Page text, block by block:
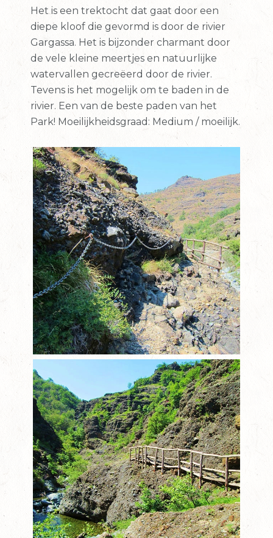
Het is een trektocht dat gaat door een
diepe kloof die gevormd is door de rivier
Gargassa. Het is bijzonder charmant door
de vele kleine meertjes en natuurlijke
watervallen gecreëerd door de rivier.
Tevens is het mogelijk om te baden in de
rivier. Een van de beste paden van het
Park! Moeilijkheidsgraad: Medium / moeilijk.